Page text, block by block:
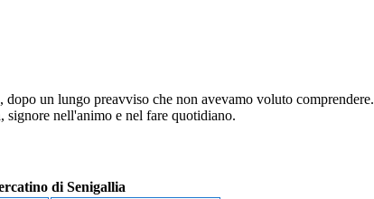
un lungo preavviso che non avevamo voluto comprendere.
signore nell'animo e nel fare quotidiano.
di Senigallia